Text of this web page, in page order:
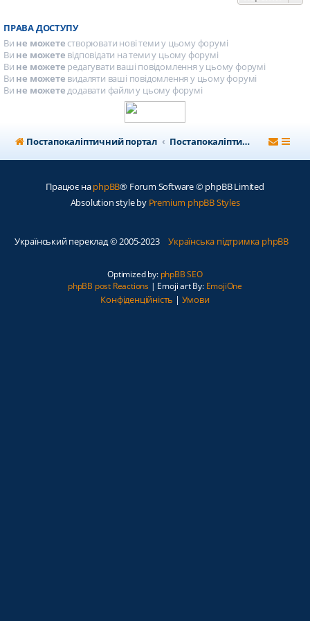
ПРАВА ДОСТУПУ
Ви не можете створювати нові теми у цьому форумі
Ви не можете відповідати на теми у цьому форумі
Ви не можете редагувати ваші повідомлення у цьому форумі
Ви не можете видаляти ваші повідомлення у цьому форумі
Ви не можетедодавати файли у цьому форумі
Постапокаліптичний портал Постапокаліптичний форум
Працює наphpBB® Forum Software © phpBB Limited
Absolution style by Premium phpBB Styles
Український переклад © 2005-2023 Українська підтримка phpBB
Optimized by: phpBB SEO
phpBB post Reactions| Emoji art By: EmojiOne
Конфіденційність | Умови